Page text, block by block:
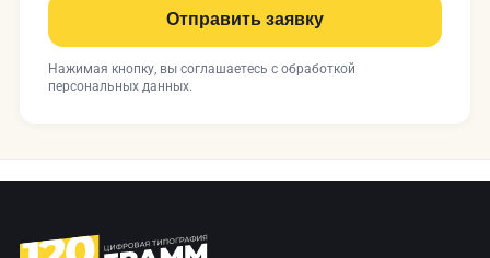
Отправить заявку
Нажимая кнопку, вы соглашаетесь с обработкой
персональных данных.